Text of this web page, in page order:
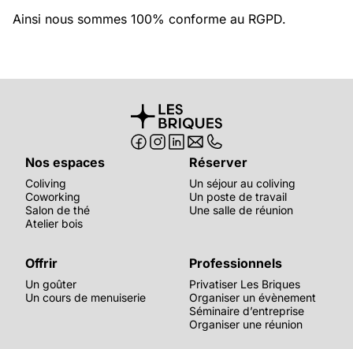
Ainsi nous sommes 100% conforme au RGPD.
Nos espaces
Coliving
Coworking
Salon de thé
Atelier bois
Réserver
Un séjour au coliving
Un poste de travail
Une salle de réunion
Offrir
Un goûter
Un cours de menuiserie
Professionnels
Privatiser Les Briques
Organiser un évènement
Séminaire d’entreprise
Organiser une réunion